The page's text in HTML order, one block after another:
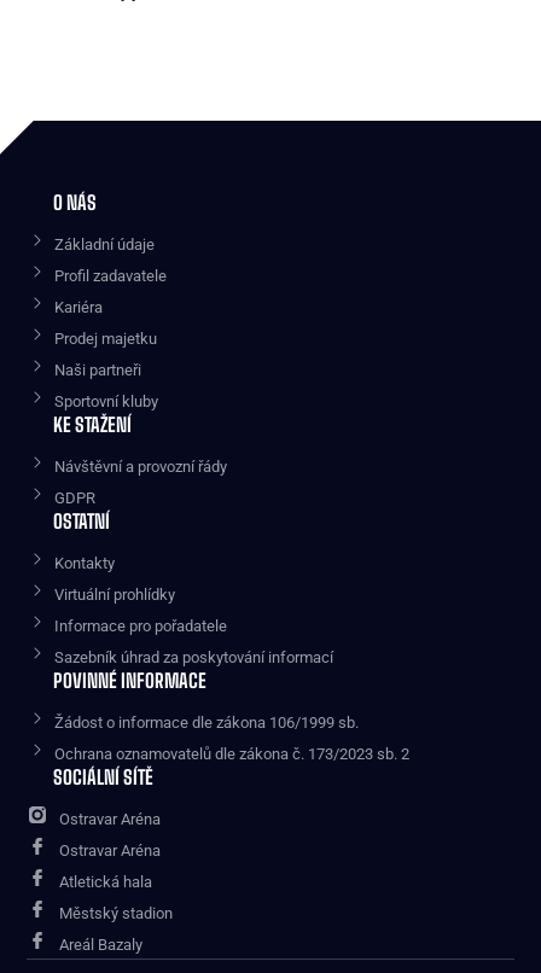
O NÁS
Základní údaje
Profil zadavatele
Kariéra
Prodej majetku
Naši partneři
Sportovní kluby
KE STAŽENÍ
Návštěvní a provozní řády
GDPR
OSTATNÍ
Kontakty
Virtuální prohlídky
Informace pro pořadatele
Sazebník úhrad za poskytování informací
POVINNÉ INFORMACE
Žádost o informace dle zákona 106/1999 sb.
Ochrana oznamovatelů dle zákona č. 173/2023 sb. 2
SOCIÁLNÍ SÍTĚ
Ostravar Aréna
Ostravar Aréna
Atletická hala
Městský stadion
Areál Bazaly